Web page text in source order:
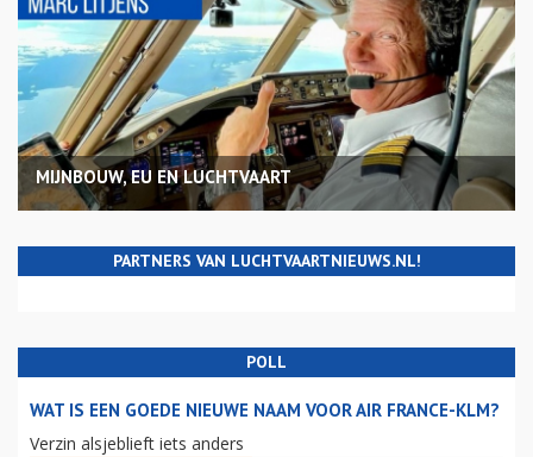
MIJNBOUW, EU EN LUCHTVAART
PARTNERS VAN LUCHTVAARTNIEUWS.NL!
POLL
WAT IS EEN GOEDE NIEUWE NAAM VOOR AIR FRANCE-KLM?
Verzin alsjeblieft iets anders